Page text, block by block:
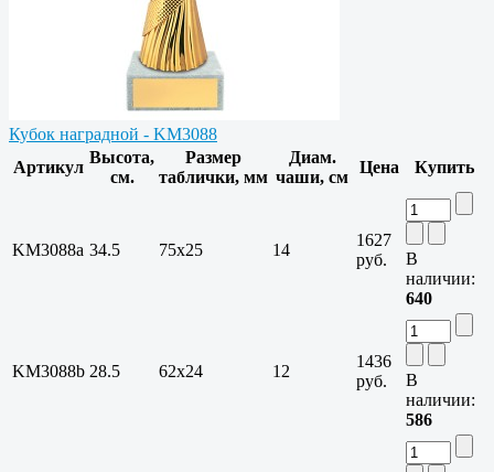
Кубок наградной - KM3088
Артикул
Высота,
см.
Размер
таблички, мм
Диам.
чаши, см
Цена Купить
KM3088a 34.5 75х25 14
1627
руб.
В
наличии:
640
KM3088b 28.5 62х24 12
1436
руб.
В
наличии:
586